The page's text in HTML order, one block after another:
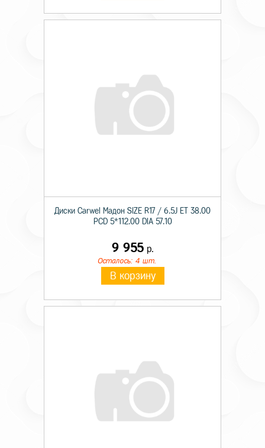
Диски Carwel Мадон SIZE R17 / 6.5J ET 38.00
PCD 5*112.00 DIA 57.10
9 955р.
Осталось: 4 шт.
В корзину